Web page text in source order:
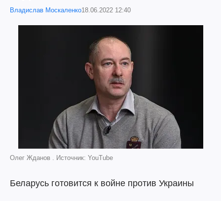
Владислав Москаленко18.06.2022 12:40
Олег Жданов . Источник: YouTube
Беларусь готовится к войне против Украины